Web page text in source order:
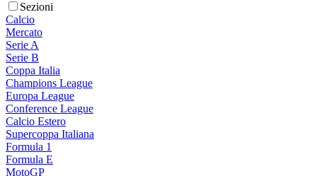
Sezioni
Calcio
Mercato
Serie A
Serie B
Coppa Italia
Champions League
Europa League
Conference League
Calcio Estero
Supercoppa Italiana
Formula 1
Formula E
MotoGP